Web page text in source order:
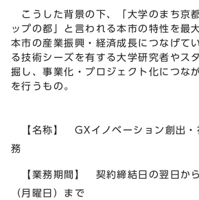
こうした背景の下、「大学のまち京
ップの都」と言われる本市の特性を最
本市の産業振興・経済成長につなげて
る技術シーズを有する大学研究者やス
掘し、事業化・プロジェクト化につな
を行うもの。
【名称】 GXイノベーション創出・
務
【業務期間】 契約締結日の翌日か
（月曜日）まで